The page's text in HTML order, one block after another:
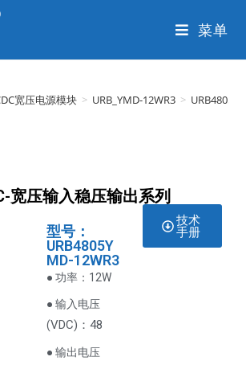
菜单
宽压电源模块 > URB_YMD-12WR3 >
宽压输入稳压输出系列
型号：
URB4805Y
MD-12WR3
● 功率：12W
● 输入电压
(VDC)：48
● 输出电压
技术
手册